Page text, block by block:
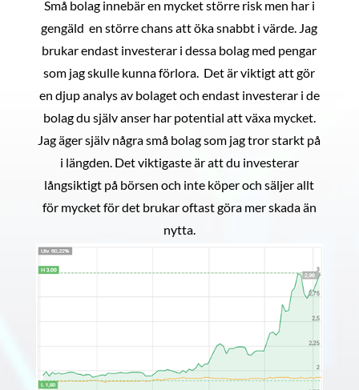
Små bolag innebär en mycket större risk men har i
gengäld en större chans att öka snabbt i värde. Jag
brukar endast investerar i dessa bolag med pengar
som jag skulle kunna förlora. Det är viktigt att gör
en djup analys av bolaget och endast investerar i de
bolag du själv anser har potential att växa mycket.
Jag äger själv några små bolag som jag tror starkt på
i längden. Det viktigaste är att du investerar
långsiktigt på börsen och inte köper och säljer allt
för mycket för det brukar oftast göra mer skada än
nytta.